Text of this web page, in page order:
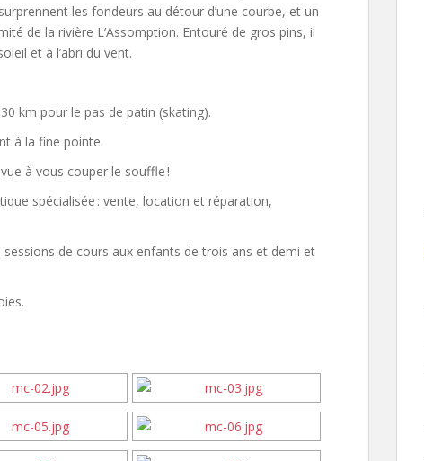
les fondeurs au détour d’une courbe, et un
de la rivière L’Assomption. Entouré de gros pins, il
et à l’abri du vent.
km pour le pas de patin (skating).
à la fine pointe.
à vous couper le souffle !
spécialisée : vente, location et réparation,
de cours aux enfants de trois ans et demi et